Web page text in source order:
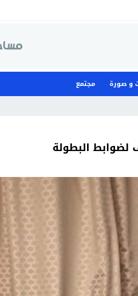
و صورة
مجتمع
_
لضوابط البطولة